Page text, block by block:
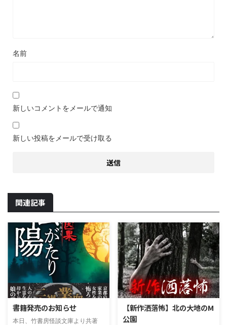
名前
新しいコメントをメールで通知
新しい投稿をメールで受け取る
関連記事
書籍発売のお知らせ
本日、竹書房怪談文庫より共著
【新作洒落怖】北の大地のM
公園